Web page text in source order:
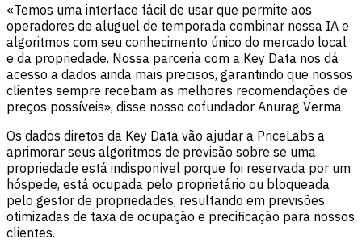
«Temos uma interface fácil de usar que permite aos
operadores de aluguel de temporada combinar nossa IA e
algoritmos com seu conhecimento único do mercado local
e da propriedade. Nossa parceria com a Key Data nos dá
acesso a dados ainda mais precisos, garantindo que nossos
clientes sempre recebam as melhores recomendações de
preços possíveis», disse nosso cofundador Anurag Verma.
Os dados diretos da Key Data vão ajudar a PriceLabs a
aprimorar seus algoritmos de previsão sobre se uma
propriedade está indisponível porque foi reservada por um
hóspede, está ocupada pelo proprietário ou bloqueada
pelo gestor de propriedades, resultando em previsões
otimizadas de taxa de ocupação e precificação para nossos
clientes.